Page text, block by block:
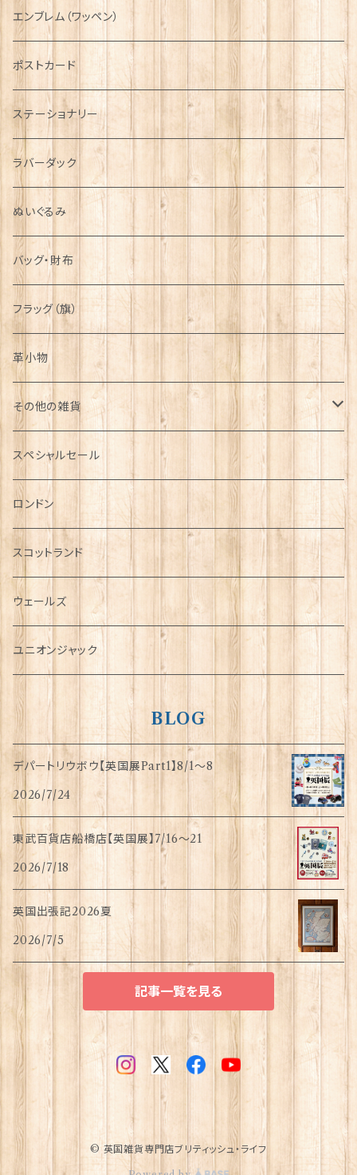
国旗＆紋章
音楽＆楽器
運動＆人物
シンボル
AIRFORCE
ARMY
エンブレム（ワッペン）
ポストカード
ステーショナリー
ラバーダック
ぬいぐるみ
バッグ・財布
フラッグ（旗）
革小物
その他の雑貨
ミニカー
チャーム
犬グッズ
傘
指貫(シンブル)
スペシャルセール
ロンドン
スコットランド
ウェールズ
ユニオンジャック
BLOG
デパートリウボウ【英国展Part1】8/1〜8
2026/7/24
東武百貨店船橋店【英国展】7/16～21
2026/7/18
英国出張記2026夏
2026/7/5
記事一覧を見る
© 英国雑貨専門店ブリティッシュ・ライフ